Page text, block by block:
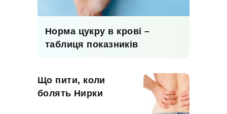
Норма цукру в крові –
таблиця показників
Що пити, коли
болять Нирки